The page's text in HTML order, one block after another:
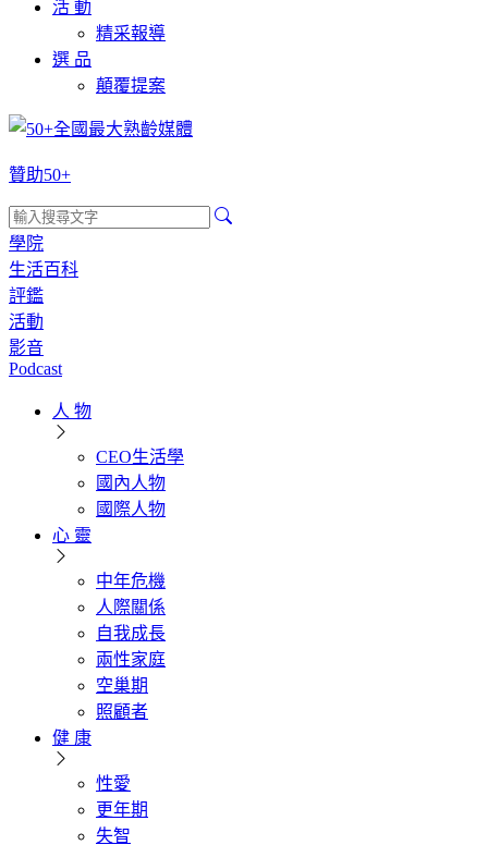
活 動
精采報導
選 品
顛覆提案
贊助50+
學院
生活百科
評鑑
活動
影音
Podcast
人 物
CEO生活學
國內人物
國際人物
心 靈
中年危機
人際關係
自我成長
兩性家庭
空巢期
照顧者
健 康
性愛
更年期
失智